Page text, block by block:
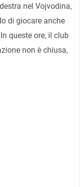
nel Vojvodina,
di giocare anche
queste ore, il club
non è chiusa,